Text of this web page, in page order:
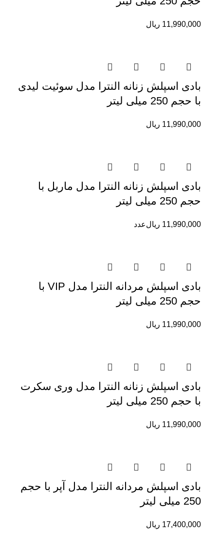
11,990,000 ریال
بادی اسپلش زنانه النترا مدل سوئیت لیدی
با حجم 250 میلی لیتر
11,990,000 ریال
بادی اسپلش زنانه النترا مدل ماربل با
حجم 250 میلی لیتر
11,990,000 ریالعدد
بادی اسپلش مردانه النترا مدل VIP با
حجم 250 میلی لیتر
11,990,000 ریال
بادی اسپلش زنانه النترا مدل وری سکرت
با حجم 250 میلی لیتر
11,990,000 ریال
بادی اسپلش مردانه النترا مدل آپر با حجم
250 میلی لیتر
17,400,000 ریال